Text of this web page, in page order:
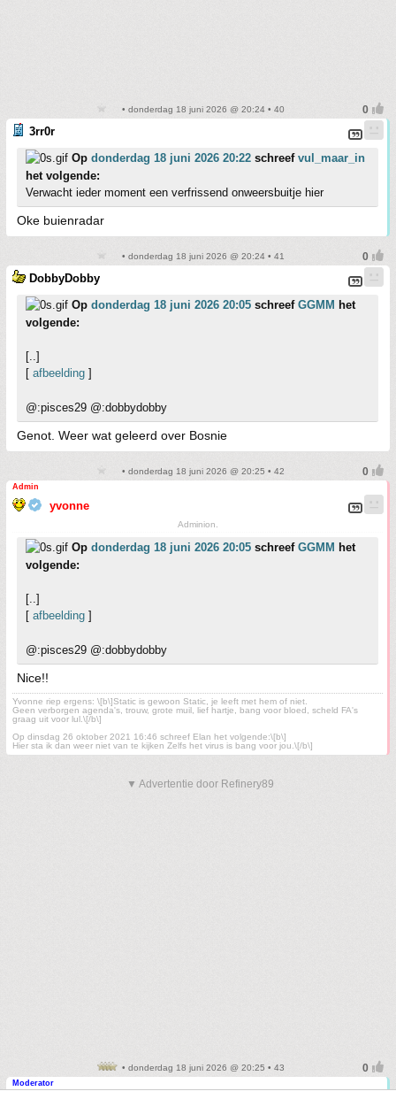
• donderdag 18 juni 2026 @ 20:24 • 40
3rr0r
Op donderdag 18 juni 2026 20:22 schreef vul_maar_in
het volgende:
Verwacht ieder moment een verfrissend onweersbuitje hier
Oke buienradar
• donderdag 18 juni 2026 @ 20:24 • 41
DobbyDobby
Op donderdag 18 juni 2026 20:05 schreef GGMM het
volgende:
[..]
[ afbeelding ]
@:pisces29 @:dobbydobby
Genot. Weer wat geleerd over Bosnie
• donderdag 18 juni 2026 @ 20:25 • 42
Admin
yvonne
Adminion.
Op donderdag 18 juni 2026 20:05 schreef GGMM het
volgende:
[..]
[ afbeelding ]
@:pisces29 @:dobbydobby
Nice!!
Yvonne riep ergens: \[b\]Static is gewoon Static, je leeft met hem of niet.
Geen verborgen agenda's, trouw, grote muil, lief hartje, bang voor bloed, scheld FA's
graag uit voor lul.\[/b\]
Op dinsdag 26 oktober 2021 16:46 schreef Elan het volgende:\[b\]
Hier sta ik dan weer niet van te kijken Zelfs het virus is bang voor jou.\[/b\]
▼ Advertentie door Refinery89
• donderdag 18 juni 2026 @ 20:25 • 43
Moderator